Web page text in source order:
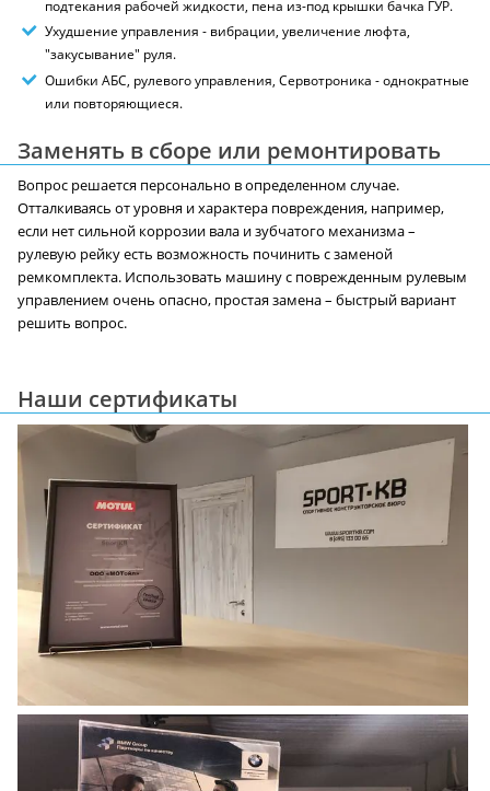
подтекания рабочей жидкости, пена из-под крышки бачка ГУР.
Ухудшение управления - вибрации, увеличение люфта,
"закусывание" руля.
Ошибки АБС, рулевого управления, Сервотроника - однократные
или повторяющиеся.
Заменять в сборе или ремонтировать
Вопрос решается персонально в определенном случае.
Отталкиваясь от уровня и характера повреждения, например,
если нет сильной коррозии вала и зубчатого механизма –
рулевую рейку есть возможность починить с заменой
ремкомплекта. Использовать машину с поврежденным рулевым
управлением очень опасно, простая замена – быстрый вариант
решить вопрос.
Наши сертификаты